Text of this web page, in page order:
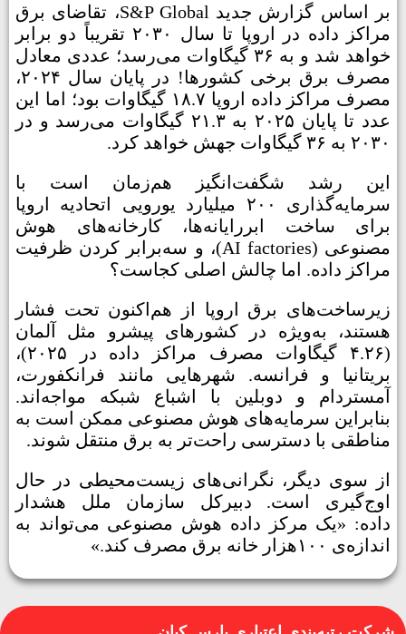
بر اساس گزارش جدید S&P Global، تقاضای برق
مراکز داده در اروپا تا سال ۲۰۳۰ تقریباً دو برابر
خواهد شد و به ۳۶ گیگاوات می‌رسد؛ عددی معادل
مصرف برق برخی کشورها! در پایان سال ۲۰۲۴،
مصرف مراکز داده اروپا ۱۸.۷ گیگاوات بود؛ اما این
عدد تا پایان ۲۰۲۵ به ۲۱.۳ گیگاوات می‌رسد و در
۲۰۳۰ به ۳۶ گیگاوات جهش خواهد کرد.
این رشد شگفت‌انگیز هم‌زمان است با
سرمایه‌گذاری ۲۰۰ میلیارد یورویی اتحادیه اروپا
برای ساخت ابررایانه‌ها، کارخانه‌های هوش
مصنوعی (AI factories)، و سه‌برابر کردن ظرفیت
مراکز داده. اما چالش اصلی کجاست؟
زیرساخت‌های برق اروپا از هم‌اکنون تحت فشار
هستند، به‌ویژه در کشورهای پیشرو مثل آلمان
(۴.۲۶ گیگاوات مصرف مراکز داده در ۲۰۲۵)،
بریتانیا و فرانسه. شهرهایی مانند فرانکفورت،
آمستردام و دوبلین با اشباع شبکه مواجه‌اند.
بنابراین سرمایه‌های هوش مصنوعی ممکن است به
مناطقی با دسترسی راحت‌تر به برق منتقل شوند.
از سوی دیگر، نگرانی‌های زیست‌محیطی در حال
اوج‌گیری است. دبیرکل سازمان ملل هشدار
داده: «یک مرکز داده هوش مصنوعی می‌تواند به
اندازه‌ی ۱۰۰هزار خانه برق مصرف کند.»